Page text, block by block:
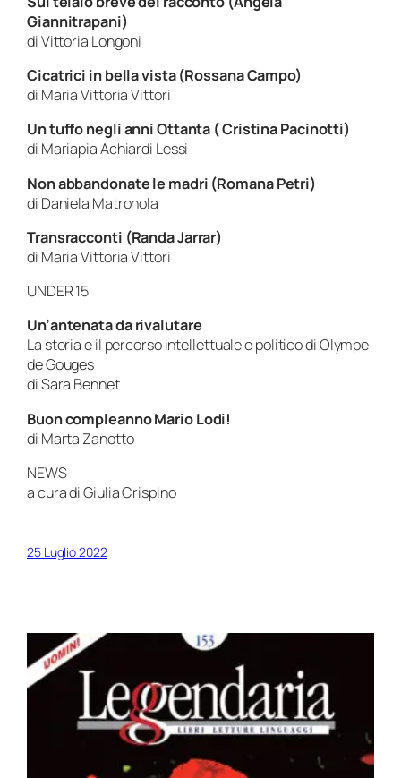
Giannitrapani)
di Vittoria Longoni
Cicatrici in bella vista (Rossana Campo)
di Maria Vittoria Vittori
Un tuffo negli anni Ottanta ( Cristina Pacinotti)
di Mariapia Achiardi Lessi
Non abbandonate le madri (Romana Petri)
di Daniela Matronola
Transracconti (Randa Jarrar)
di Maria Vittoria Vittori
UNDER 15
Un’antenata da rivalutare
La storia e il percorso intellettuale e politico di Olympe
de Gouges
di Sara Bennet
Buon compleanno Mario Lodi!
di Marta Zanotto
NEWS
a cura di Giulia Crispino
25 Luglio 2022